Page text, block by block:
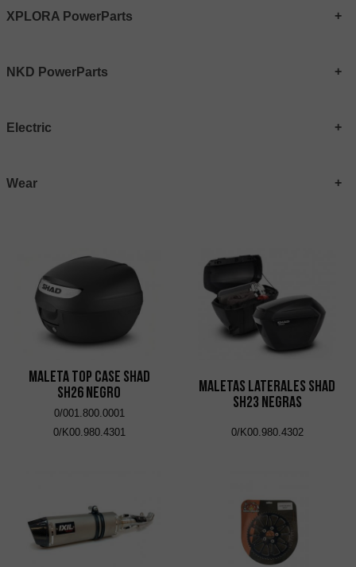
XPLORA PowerParts
NKD PowerParts
Electric
Wear
Maleta Top Case SHAD
SH26 Negro
0/001.800.0001
0/K00.980.4301
Maletas laterales SHAD
SH23 Negras
0/K00.980.4302